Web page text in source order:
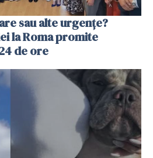
sau alte urgențe?
la Roma promite
de ore